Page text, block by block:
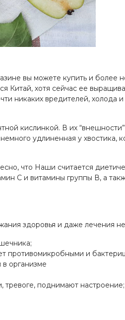
вы можете купить и более
Китай, хотя сейчас ее
никаких вредителей, холода и
кислинкой. В их
удлиненная у хвостика,
что Наши считается
С и витамины группы В, а
здоровья и даже лечения
противомикробными и
организме
поднимают настроение;